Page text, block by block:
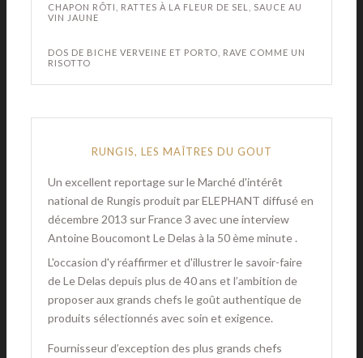
CHAPON RÔTI, RATTES À LA FLEUR DE SEL, SAUCE AU
VIN JAUNE
DOS DE BICHE VERVEINE ET PORTO, RAVE COMME UN
RISOTTO
RUNGIS, LES MAÎTRES DU GOUT
Un excellent reportage sur le Marché d'intérêt
national de Rungis produit par ELEPHANT diffusé en
décembre 2013 sur France 3 avec une interview
Antoine Boucomont Le Delas à la 50 ème minute .
L'occasion d'y réaffirmer et d'illustrer le savoir-faire
de Le Delas depuis plus de 40 ans et l’ambition de
proposer aux grands chefs le goût authentique de
produits sélectionnés avec soin et exigence.
Fournisseur d’exception des plus grands chefs